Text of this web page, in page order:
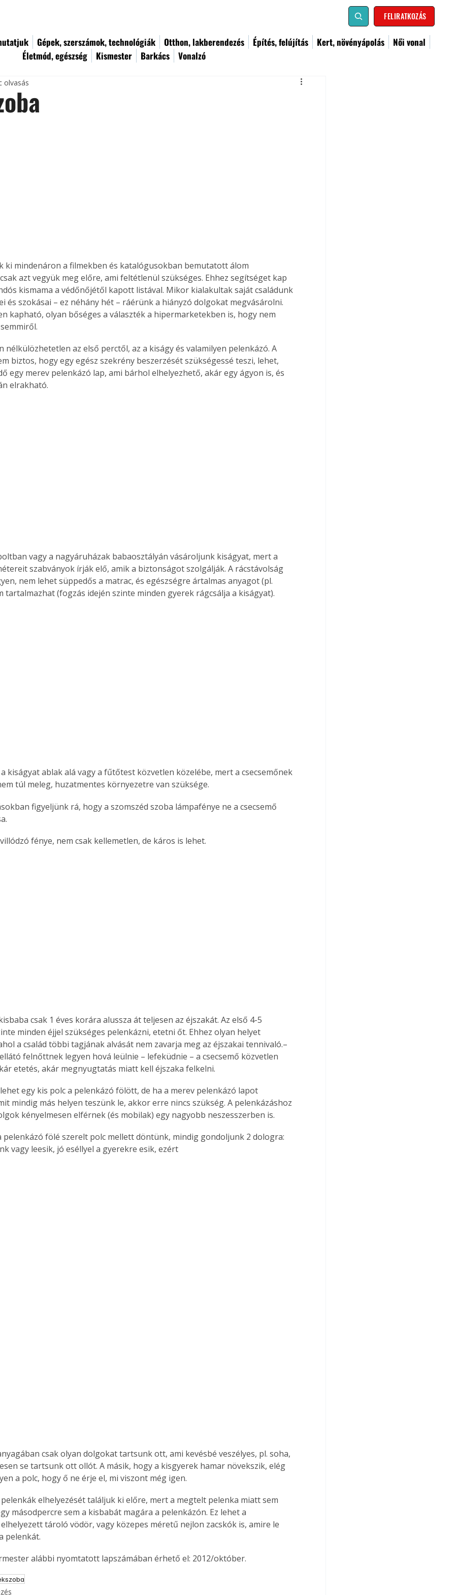
FELIRATKOZÁS
Gépek, szerszámok, technológiák Otthon, lakberendezés Építés, felújítás Kert, növényápolás
Női vonal
Életmód, egészség
Kismester Barkács Vonalzó
új,
egyedi
vagy
is
Bárhol,
az
A
áron, 0 Ft postaköltséggel
megrendelhetők!
olvasás
ki mindenáron a filmekben és katalógusokban bemutatott álom
azt vegyük meg előre, ami feltétlenül szükséges. Ehhez segítséget kap
kismama a védőnőjétől kapott listával. Mikor kialakultak saját családunk
és szokásai – ez néhány hét – ráérünk a hiányzó dolgokat megvásárolni.
kapható, olyan bőséges a választék a hipermarketekben is, hogy nem
nélkülözhetetlen az első perctől, az a kiságy és valamilyen pelenkázó. A
biztos, hogy egy egész szekrény beszerzését szükségessé teszi, lehet,
egy merev pelenkázó lap, ami bárhol elhelyezhető, akár egy ágyon is, és
elrakható.
vagy a nagyáruházak babaosztályán vásároljunk kiságyat, mert a
szabványok írják elő, amik a biztonságot szolgálják. A rácstávolság
nem lehet süppedős a matrac, és egészségre ártalmas anyagot (pl.
tartalmazhat (fogzás idején szinte minden gyerek rágcsálja a kiságyat).
túl meleg, huzatmentes környezetre van szüksége.
figyeljünk rá, hogy a szomszéd szoba lámpafénye ne a csecsemő
fénye, nem csak kellemetlen, de káros is lehet.
minden éjjel szükséges pelenkázni, etetni őt. Ehhez olyan helyet
a család többi tagjának alvását nem zavarja meg az éjszakai tennivaló.–
felnőttnek legyen hová leülnie – lefeküdnie – a csecsemő közvetlen
etetés, akár megnyugtatás miatt kell éjszaka felkelni.
mindig más helyen teszünk le, akkor erre nincs szükség. A pelenkázáshoz
kényelmesen elférnek (és mobilak) egy nagyobb neszesszerben is.
vagy leesik, jó eséllyel a gyerekre esik, ezért
csak olyan dolgokat tartsunk ott, ami kevésbé veszélyes, pl. soha,
se tartsunk ott ollót. A másik, hogy a kisgyerek hamar növekszik, elég
a polc, hogy ő ne érje el, mi viszont még igen.
másodpercre sem a kisbabát magára a pelenkázón. Ez lehet a
tároló vödör, vagy közepes méretű nejlon zacskók is, amire le
pelenkát.
alábbi nyomtatott lapszámában érhető el: 2012/október.